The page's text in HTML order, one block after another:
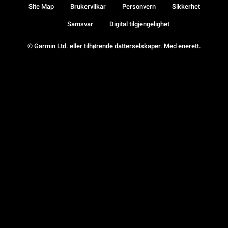
© Garmin Ltd. eller tilhørende datterselskaper. Med enerett.
Site Map Brukervilkår Personvern Sikkerhet
Samsvar Digital tilgjengelighet